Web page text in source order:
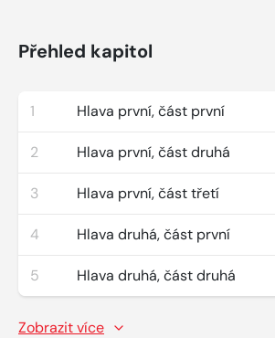
Přehled kapitol
1 Hlava první, část první
2 Hlava první, část druhá
3 Hlava první, část třetí
4 Hlava druhá, část první
5 Hlava druhá, část druhá
Zobrazit více